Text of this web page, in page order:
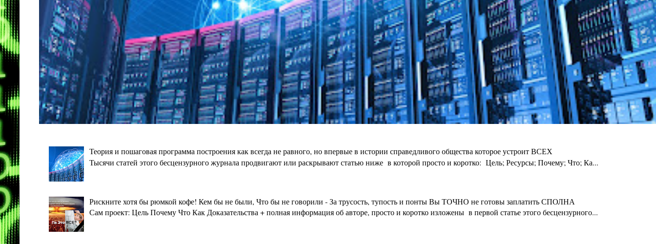
Теория и пошаговая программа построения как всегда не равного, но впервые в истории справедливого общества которое устроит ВСЕХ
Тысячи статей этого бесцензурного журнала продвигают или раскрывают статью ниже в которой просто и коротко: Цель; Ресурсы; Почему; Что; Ка...
Рискните хотя бы рюмкой кофе! Кем бы не были, Что бы не говорили - За трусость, тупость и понты Вы ТОЧНО не готовы заплатить СПОЛНА
Сам проект: Цель Почему Что Как Доказательства + полная информация об авторе, просто и коротко изложены в первой статье этого бесцензурного...